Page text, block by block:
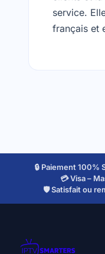
service.
français et
🔒 Paiement 100%
💳 Visa –
🛡️ Satisfait ou